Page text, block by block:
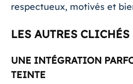
respectueux, motivés et
LES AUTRES
UNE INTÉGRATION
TEINTE